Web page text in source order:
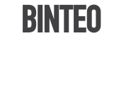
ΒΙΝΤΕΟ